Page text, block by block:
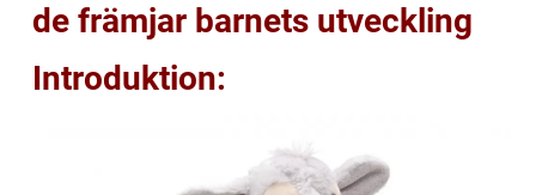
de främjar barnets utveckling
Introduktion: